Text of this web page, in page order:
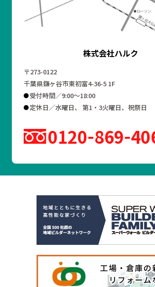
株式会社ハルク
〒273-0122
千葉県鎌ヶ谷市東初富4-36-5 1F
受付時間／9:00～18:00
定休日／水曜日、 第1・3火曜日、祝祭日
0120 869